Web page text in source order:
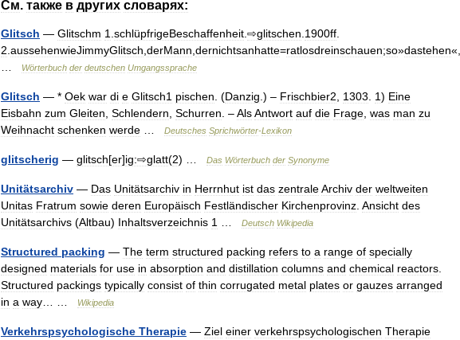
См. также в других словарях:
Glitsch — Glitschm 1 schlüpfrigeBeschaffenheit ⇨glitschen 1900ff
2 aussehenwieJimmyGlitsch derMann dernichtsanhatte=ratlosdreinschauen;so»dastehen«,
Wörterbuch der deutschen Umgangssprache
Glitsch — * Oek war di e Glitsch1 pischen . (Danzig .) – Frischbier2 1303 1) Eine
Eisbahn zum Gleiten Schlendern Schurren . –AlsAntwort auf die Frage was man zu
Weihnacht schenken werde Deutsches Sprichwörter-Lexikon
glitscherig — glitsch[er]ig:⇨glatt(2) … Das Wörterbuch der Synonyme
Unitätsarchiv — Das Unitätsarchiv in Herrnhut ist das zentraleArchiv der weltweiten
Unitas Fratrum sowie deren Europäisch Festländischer Kirchenprovinz Ansicht des
Unitätsarchivs (Altbau) Inhaltsverzeichnis 1 Deutsch Wikipedia
Structured packing — The term structured packing refers to a range of specially
designed materials for use in absorption and distillation columns and chemical reactors
Structured packings typically consist of thin corrugated metal plates or gauzes arranged
in a way Wikipedia
Verkehrspsychologische Therapie — Ziel einer verkehrspsychologischen Therapie